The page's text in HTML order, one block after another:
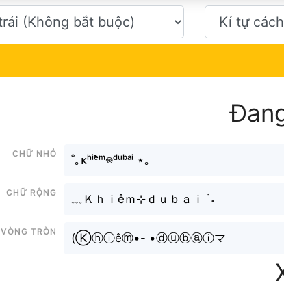
Chữ nhỏ
˚｡ᴋʰⁱᵉ̂ᵐ𖦹ᵈᵘᵇᵃⁱ ⋆｡
Chữ rộng
﹏Ｋｈｉêｍ⊹ｄｕｂａｉ ࣪ ˖
Vòng tròn
(Ⓚⓗⓘêⓜ•- •ⓓⓤⓑⓐⓘマ